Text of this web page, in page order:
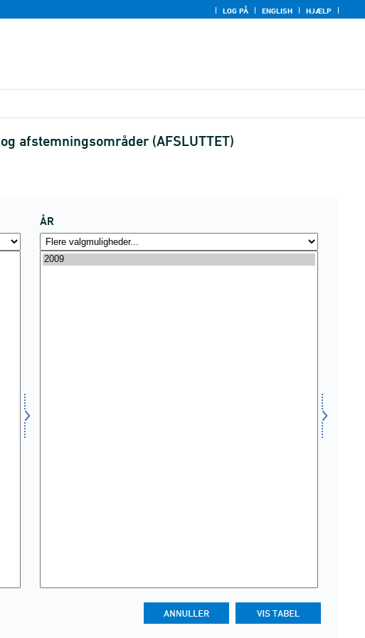
LOG PÅ ENGLISH HJÆLP
afstemningsområder (AFSLUTTET)
ÅR